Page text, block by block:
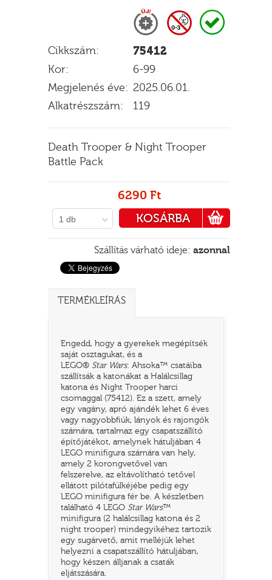
Cikkszám: 75412
Kor:
6-99
Megjelenés éve: 2025.06.01.
Alkatrészszám:
119
Death Trooper & Night Trooper
Battle Pack
6290 Ft
1 db
KOSÁRBA
Szállítás várható ideje: azonnal
TERMÉKLEÍRÁS
Engedd, hogy a gyerekek megépítsék
saját osztagukat, és a
LEGO® Star Wars: Ahsoka™ csatáiba
szállítsák a katonákat a Halálcsillag
katona és Night Trooper harci
csomaggal (75412). Ez a szett, amely
egy vagány, apró ajándék lehet 6 éves
vagy nagyobbfiúk, lányok és rajongók
számára, tartalmaz egy csapatszállító
építőjátékot, amelynek hátuljában 4
LEGO minifigura számára van hely,
amely 2 korongvetővel van
felszerelve, az eltávolítható tetővel
ellátott pilótafülkéjébe pedig egy
LEGO minifigura fér be. A készletben
található 4 LEGO Star Wars™
minifigura (2 halálcsillag katona és 2
night trooper) mindegyikéhez tartozik
egy sugárvető, amit melléjük lehet
helyezni a csapatszállító hátuljában,
hogy készen álljanak a csaták
eljátszására.